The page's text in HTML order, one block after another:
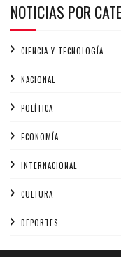
NOTICIAS POR
CIENCIA Y TECNOLOGÍA
NACIONAL
POLÍTICA
ECONOMÍA
INTERNACIONAL
CULTURA
DEPORTES